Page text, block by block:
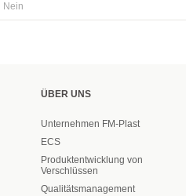
Nein
ÜBER UNS
Unternehmen FM-Plast
ECS
Produktentwicklung von
Verschlüssen
Qualitätsmanagement